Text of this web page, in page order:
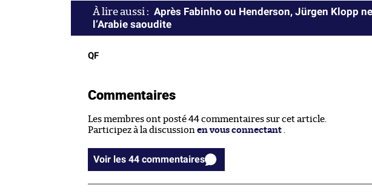
Après Fabinho ou Henderson, Jürgen Klopp
l’Arabie saoudite
QF
Commentaires
Les membres ont posté 44 commentaires sur cet article.
Participez à la discussion en vous connectant .
Voir les 44 commentaires